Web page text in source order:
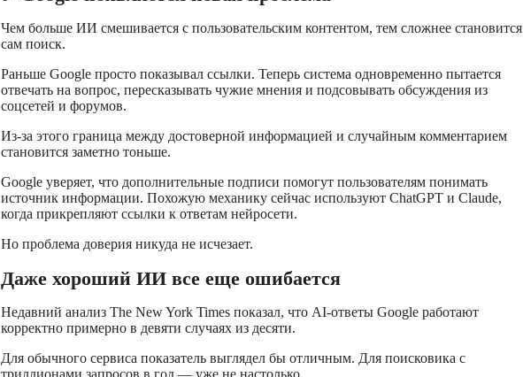
Чем больше ИИ смешивается с пользовательским контентом, тем сложнее становится
сам поиск.
Раньше Google просто показывал ссылки. Теперь система одновременно пытается
отвечать на вопрос, пересказывать чужие мнения и подсовывать обсуждения из
соцсетей и форумов.
Из-за этого граница между достоверной информацией и случайным комментарием
становится заметно тоньше.
Google уверяет, что дополнительные подписи помогут пользователям понимать
источник информации. Похожую механику сейчас используют ChatGPT и Claude,
когда прикрепляют ссылки к ответам нейросети.
Но проблема доверия никуда не исчезает.
Даже хороший ИИ все еще ошибается
Недавний анализ The New York Times показал, что AI-ответы Google работают
корректно примерно в девяти случаях из десяти.
Для обычного сервиса показатель выглядел бы отличным. Для поисковика с